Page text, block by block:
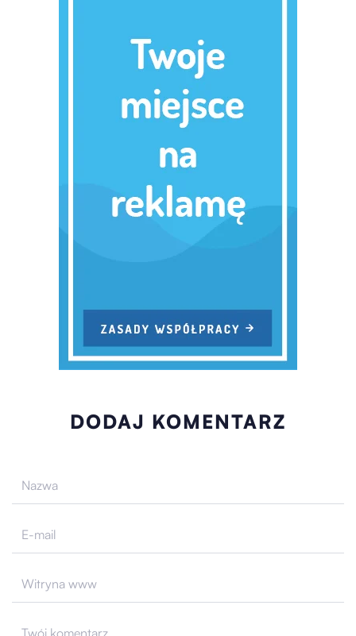
DODAJ KOMENTARZ